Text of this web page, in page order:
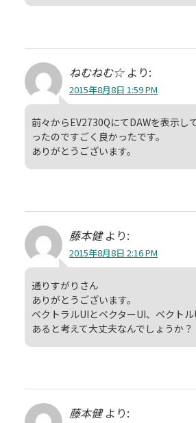
ねむねむ☆ より:
2015年8月8日 1:59 PM
前々からEV2730QにてDAWを表示し
ったのですごく良かったです。
ありがとうございます。
藤本健 より:
2015年8月8日 2:16 PM
通りすがりさん
ありがとうございます。
ベクトラルUIとベクターUI、ベクト
あると考えて大丈夫なんでしょうか？
藤本健 より: